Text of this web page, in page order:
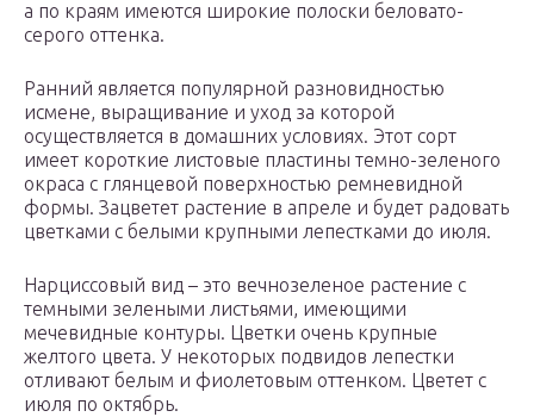
а по краям имеются широкие полоски беловато-
серого оттенка.
Ранний является популярной разновидностью
исмене, выращивание и уход за которой
осуществляется в домашних условиях. Этот сорт
имеет короткие листовые пластины темно-зеленого
окраса с глянцевой поверхностью ремневидной
формы. Зацветет растение в апреле и будет радовать
цветками с белыми крупными лепестками до июля.
Нарциссовый вид – это вечнозеленое растение с
темными зелеными листьями, имеющими
мечевидные контуры. Цветки очень крупные
желтого цвета. У некоторых подвидов лепестки
отливают белым и фиолетовым оттенком. Цветет с
июля по октябрь.